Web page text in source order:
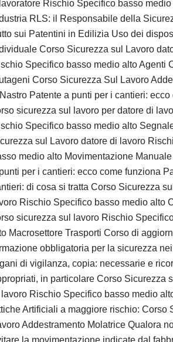
Rischio Specifico basso
RLS: il Responsabile della
sui Patentini in Edilizia Uso dei
Corso Sicurezza sul Lavoro
Specifico basso medio alto Agenti
Corso Sicurezza Sul Lavoro
Patente a punti per i cantieri:
sicurezza sul lavoro per datore di
Specifico basso medio alto
sul Lavoro datore di lavoro
medio alto Movimentazione
per i cantieri: ecco come funziona
di cosa si tratta Corso Sicurezza
Rischio Specifico basso medio alto
sicurezza sul lavoro Rischio
Macrosettore Trasporti Corso di
obbligatoria per la sicurezza
di vigilanza, copia: necessarie e
in particolare Corso Sicurezza
Rischio Specifico basso medio
Artificiali a maggiore rischio: Corso
Addestramento Molatrice Qualora
la movimentazione indicate dal